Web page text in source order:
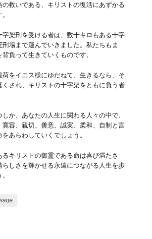
の救いである、キリストの復活にあずかる
字架刑を受ける者は、数十キロもある十字
場まで運んでいきました。私たちもま
負って生きていくものです。
荷をイエス様にゆだねて、生きるなら、そ
くされ、キリストの十字架をともに負う者
か、あなたの人生に関わる人々の中で、
寛容、親切、善意、誠実、柔和、自制と言
あらわしていくでしょう。
るキリストの御霊である命は喜び満たさ
らしさを輝かせる永遠につながる人生を歩